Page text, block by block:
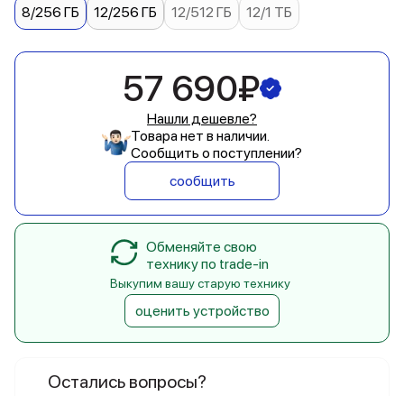
Остались вопросы?
8/256 ГБ 12/256 ГБ 12/512 ГБ 12/1 ТБ
57 690₽
Нашли дешевле?
Товара нет в наличии.
Сообщить о поступлении?
сообщить
Обменяйте свою
технику по trade-in
Выкупим вашу старую технику
оценить устройство